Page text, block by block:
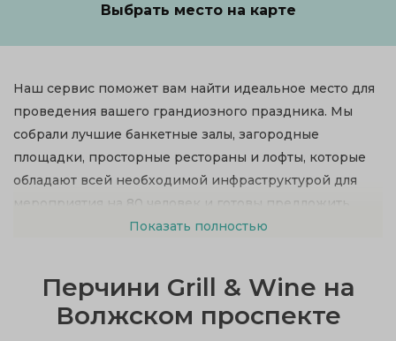
Выбрать место на карте
Наш сервис поможет вам найти идеальное место для
проведения вашего грандиозного праздника. Мы
собрали лучшие банкетные залы, загородные
площадки, просторные рестораны и лофты, которые
обладают всей необходимой инфраструктурой для
мероприятия на 80 человек и готовы предложить
сервис самого высокого уровня.
Показать полностью
Перчини Grill & Wine на
Волжском проспекте